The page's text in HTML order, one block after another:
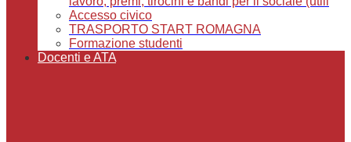
Accesso civico
TRASPORTO START ROMAGNA
Formazione studenti
Docenti e ATA